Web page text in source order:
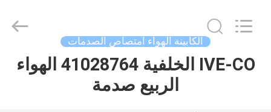
الصفحةRights
Reserved.
الكابينة الهواء امتصاص الصدمات
IVE-CO الخلفية 41028764 الهواء
الربيع صدمة